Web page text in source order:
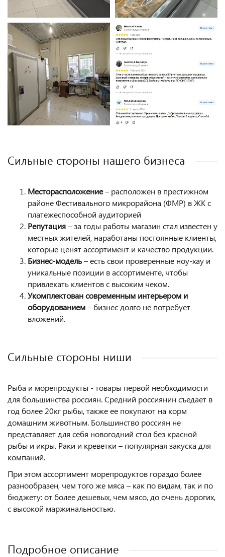
Сильные стороны нашего бизнеса
Месторасположение– расположен в престижном
районе Фестивального микрорайона (ФМР) в ЖК с
платежеспособной аудиторией
Репутация– за годы работы магазин стал известен у
местных жителей, наработаны постоянные клиенты,
которые ценят ассортимент и качество продукции.
Бизнес-модель– есть свои проверенные ноу-хау и
уникальные позиции в ассортименте, чтобы
привлекать клиентов с высоким чеком.
Укомплектован современным интерьером и
оборудованием– бизнес долго не потребует
вложений.
Сильные стороны ниши
Рыба и морепродукты - товары первой необходимости
для большинства россиян. Средний россиянин съедает в
год более 20кг рыбы, также ее покупают на корм
домашним животным. Большинство россиян не
представляет для себя новогодний стол без красной
рыбы и икры. Раки и креветки – популярная закуска для
компаний.
При этом ассортимент морепродуктов гораздо более
разнообразен, чем того же мяса – как по видам, так и по
бюджету: от более дешевых, чем мясо, до очень дорогих,
с высокой маржинальностью.
Подробное описание